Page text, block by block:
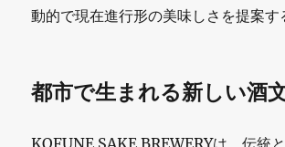
動的で現在進行形の美味しさを提案す
都市で生まれる新しい酒
KOFUNE SAKE BREWERYは、伝統